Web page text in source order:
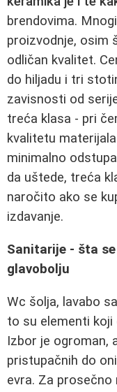
brendovima.
proizvodnje, osim
odličan kvalitet.
do hiljadu i tri
zavisnosti od
treća klasa - pri
kvalitetu
minimalno
da uštede, treća
naročito ako se
izdavanje.
Sanitarije - šta
glavobolju
Wc šolja, lavabo
to su elementi
Izbor je ogroman,
pristupačnih do
evra. Za prosečno